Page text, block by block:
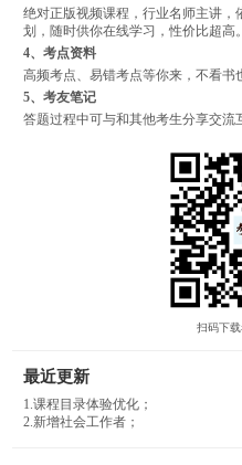
绝对正版视频课程，行业名师主讲
划，随时供你在线学习，性价比超高。
4、考点资料
高频考点、易错考点等你来，不看书
5、考友笔记
答题过程中可与和其他考生分享交流
扫码下
最近更新
1.课程目录体验优化；
2.新增社会工作者；